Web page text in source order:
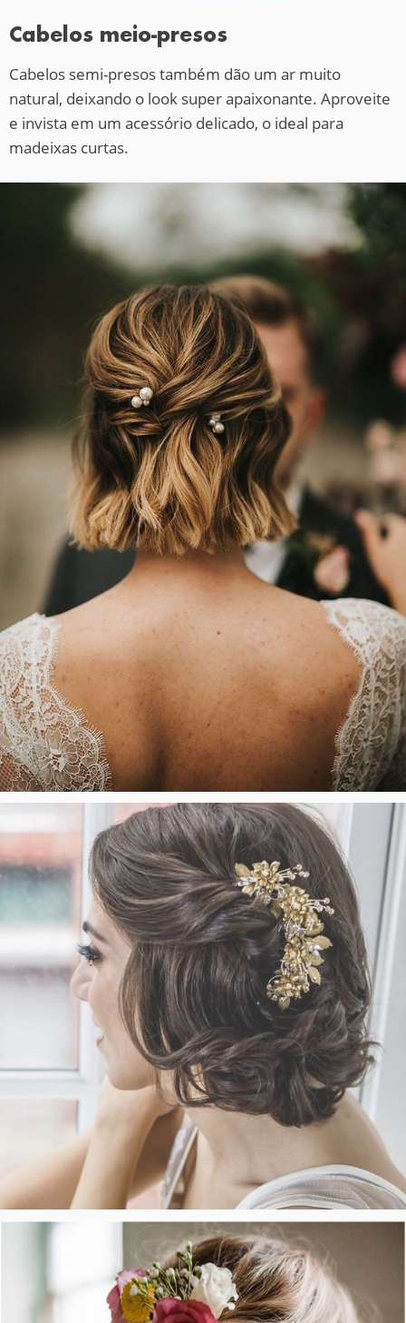
Cabelos meio-presos
Cabelos semi-presos também dão um ar muito
natural, deixando o look super apaixonante. Aproveite
e invista em um acessório delicado, o ideal para
madeixas curtas.